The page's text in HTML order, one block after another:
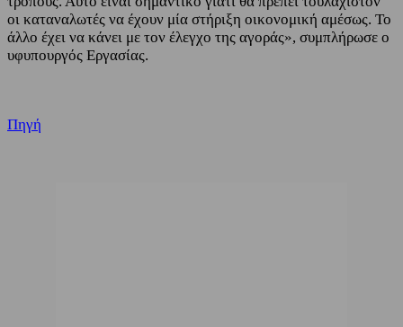
οι καταναλωτές να έχουν μία στήριξη οικονομική αμέσως. Το
άλλο έχει να κάνει με τον έλεγχο της αγοράς», συμπλήρωσε ο
υφυπουργός Εργασίας.
Πηγή